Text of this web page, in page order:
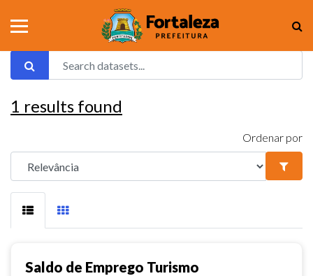
1 results found
Ordenar por
Saldo de Emprego Turismo